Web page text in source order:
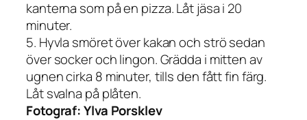
kanterna som på en pizza. Låt jäsa i 20
minuter.
5. Hyvla smöret över kakan och strö sedan
över socker och lingon. Grädda i mitten av
ugnen cirka 8 minuter, tills den fått fin färg.
Låt svalna på plåten.
Fotograf:Ylva Porsklev